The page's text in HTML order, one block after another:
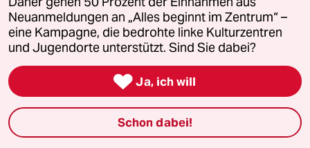
Freie Rede
reingehen
Newsletter
Neuanmeldungen an „Alles beginnt im Zentrum“ –
eine Kampagne, die bedrohte linke Kulturzentren
und Jugendorte unterstützt. Sind Sie dabei?
 Ja, ich will
Schon dabei!